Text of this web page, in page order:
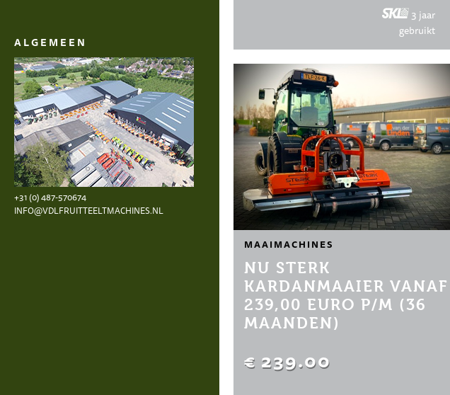
ALGEMEEN
+31 (0) 487-570674
INFO@VDLFRUITTEELTMACHINES.NL
3 jaar
gebruikt
MAAIMACHINES
NU STERK
KARDANMAAIER VANAF
239,00 EURO P/M (36
MAANDEN)
€ 239.00